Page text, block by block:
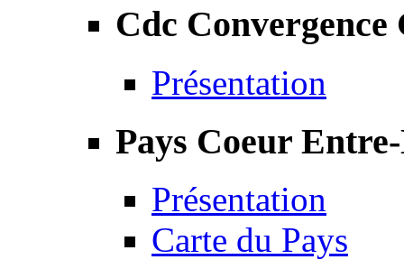
Cdc Convergence
Présentation
Pays Coeur
Présentation
Carte du Pays